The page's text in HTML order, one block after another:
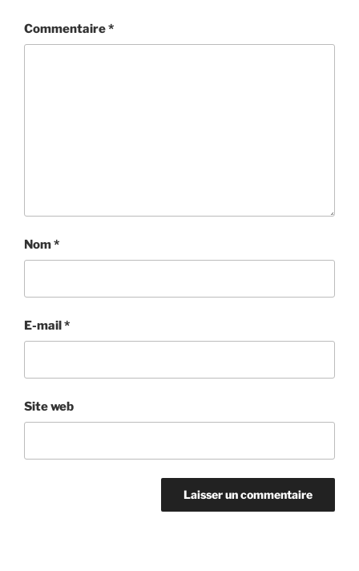
Commentaire*
Nom*
E-mail*
Site web